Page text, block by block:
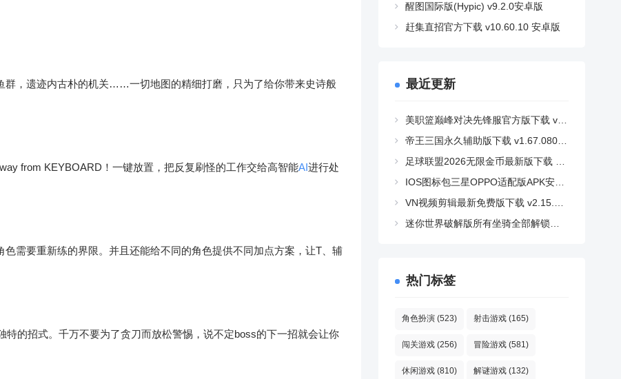
群，遗迹内古朴的机关……一切地图的精细打磨，只为了给你带来史诗般
from KEYBOARD！一键放置，把反复刷怪的工作交给高智能AI进行处
需要重新练的界限。并且还能给不同的角色提供不同加点方案，让T、辅
的招式。千万不要为了贪刀而放松警惕，说不定boss的下一招就会让你
醒图国际版(Hypic) v9.2.0安卓版
赶集直招官方下载 v10.60.10 安卓版
最近更新
美职篮巅峰对决先锋服官方版下载 v1.12.200 安卓版
帝王三国永久辅助版下载 v1.67.0805 安卓版
足球联盟2026无限金币最新版下载 v0.2.9 安卓版
IOS图标包三星OPPO适配版APK安装包下载 v2.0.23 安卓版
VN视频剪辑最新免费版下载 v2.15.1 安卓版
迷你世界破解版所有坐骑全部解锁最新版下载 v1.58.2 安卓版
热门标签
角色扮演 (523) 射击游戏 (165)
闯关游戏 (256) 冒险游戏 (581)
休闲游戏 (810) 解谜游戏 (132)